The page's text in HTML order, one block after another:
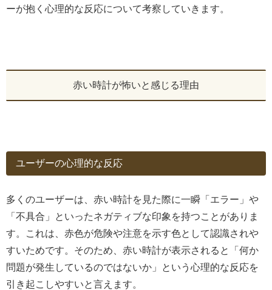
ーが抱く心理的な反応について考察していきます。
赤い時計が怖いと感じる理由
ユーザーの心理的な反応
多くのユーザーは、赤い時計を見た際に一瞬「エラー」や
「不具合」といったネガティブな印象を持つことがありま
す。これは、赤色が危険や注意を示す色として認識されや
すいためです。そのため、赤い時計が表示されると「何か
問題が発生しているのではないか」という心理的な反応を
引き起こしやすいと言えます。